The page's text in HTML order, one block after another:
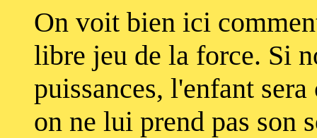
On voit bien ici
libre jeu de la force. Si
puissances, l'enfant
on ne lui prend pas son